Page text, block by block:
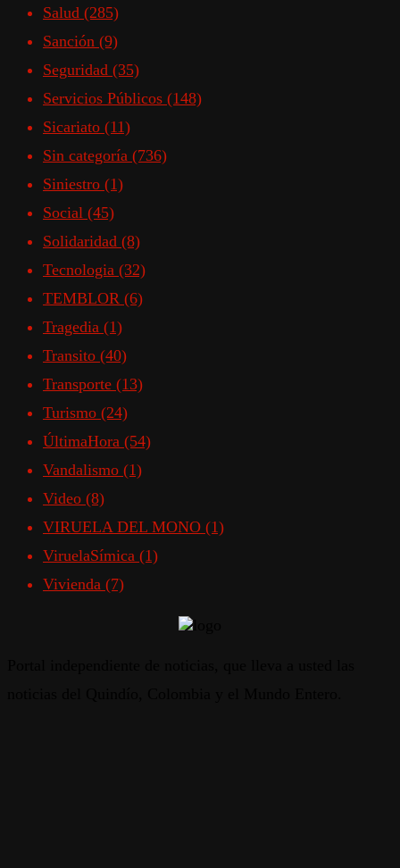
Salud (285)
Sanción (9)
Seguridad (35)
Servicios Públicos (148)
Sicariato (11)
Sin categoría (736)
Siniestro (1)
Social (45)
Solidaridad (8)
Tecnologia (32)
TEMBLOR (6)
Tragedia (1)
Transito (40)
Transporte (13)
Turismo (24)
ÚltimaHora (54)
Vandalismo (1)
Video (8)
VIRUELA DEL MONO (1)
ViruelaSímica (1)
Vivienda (7)